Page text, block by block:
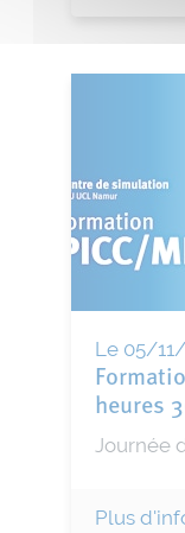
Le 05/
heures
Journée
Plus